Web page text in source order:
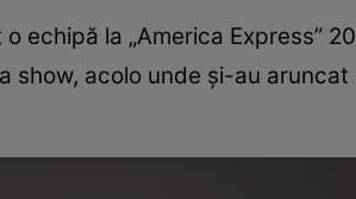
echipă la „America Express”
acolo unde și-au